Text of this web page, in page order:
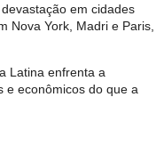
em cidades
Nova York, Madri e Paris,
Latina enfrenta a
e econômicos do que a